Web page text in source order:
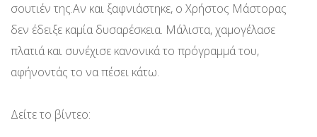
σουτιέν της.Αν και ξαφνιάστηκε, ο Χρήστος Μάστορας
δεν έδειξε καμία δυσαρέσκεια. Μάλιστα, χαμογέλασε
πλατιά και συνέχισε κανονικά το πρόγραμμά του,
αφήνοντάς το να πέσει κάτω.
Δείτε το βίντεο: